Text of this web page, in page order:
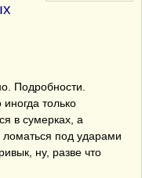
Подробности.
только
в сумерках, а
под ударами
ну, разве что